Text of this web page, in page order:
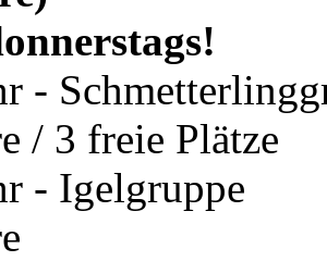
-
/ 3 freie Plätze
- Igelgruppe